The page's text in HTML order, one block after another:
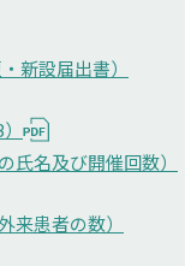
新設届出書）
氏名及び開催回数）
来患者の数）